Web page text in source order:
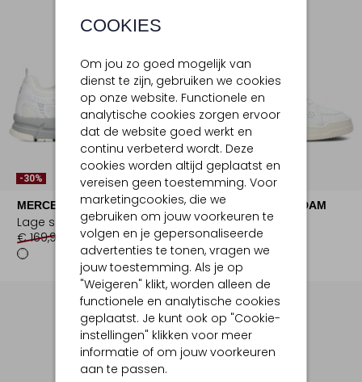
COOKIES
Om jou zo goed mogelijk van
dienst te zijn, gebruiken we cookies
op onze website. Functionele en
analytische cookies zorgen ervoor
dat de website goed werkt en
continu verbeterd wordt. Deze
cookies worden altijd geplaatst en
vereisen geen toestemming. Voor
marketingcookies, die we
gebruiken om jouw voorkeuren te
volgen en je gepersonaliseerde
advertenties te tonen, vragen we
jouw toestemming. Als je op
"Weigeren" klikt, worden alleen de
functionele en analytische cookies
geplaatst. Je kunt ook op "Cookie-
instellingen" klikken voor meer
informatie of om jouw voorkeuren
aan te passen.
-30%
MERCER AMSTERDAM
Lage sneakers
€ 169,99
€ 118,99
Laatste Maten
-50%
MERCER AMSTERDAM
Lage sneakers
€ 189,99 € 94,99